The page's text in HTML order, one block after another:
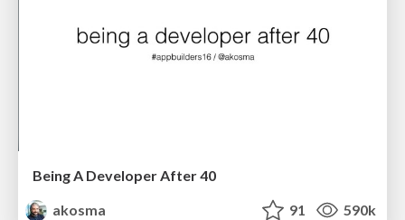
Being A Developer After 40
akosma
91 590k